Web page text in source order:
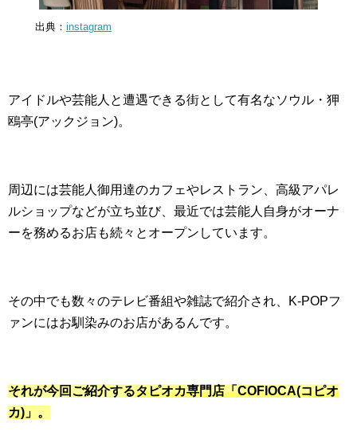
出典： instagram
アイドルや芸能人と遭遇できる街として有名なソウル・狎
鴎亭(アックジョン)。
周辺には芸能人御用達のカフェやレストラン、高級アパレ
ルショップなどが立ち並び、最近では芸能人自身がオーナ
ーを務めるお店も続々とオープンしています。
その中でも数々のテレビ番組や雑誌で紹介され、K-POPフ
ァンにはお馴染みのお店があるんです。
それが今回ご紹介するタピオカ専門店「COFIOCA(コピオ
カ) 」。